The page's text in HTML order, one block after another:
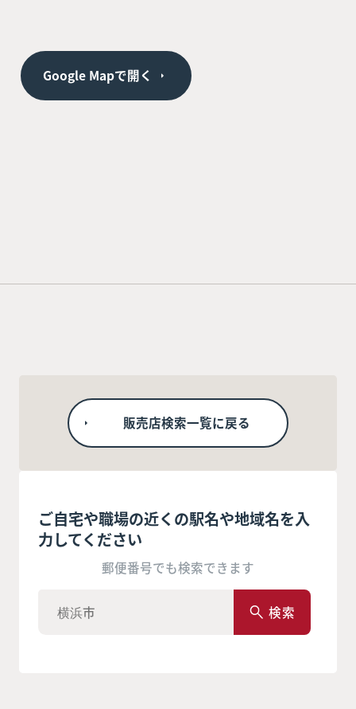
Google Mapで開く
販売店検索一覧に戻る
ご自宅や職場の近くの駅名や地域名を入
力してください
郵便番号でも検索できます
検索